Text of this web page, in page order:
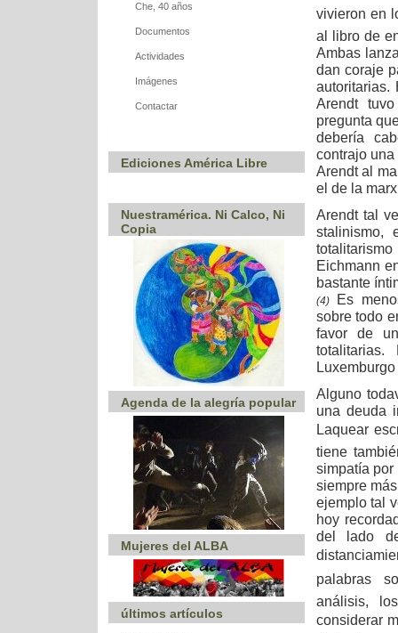
Che, 40 años
Documentos
Actividades
Imágenes
Contactar
Ediciones América Libre
Nuestramérica. Ni Calco, Ni
Copia
Agenda de la alegría popular
Mujeres del ALBA
últimos artículos
vivieron en
al libro de
Ambas
dan coraje
autoritarias.
Arendt
pregunta
debería
contrajo
Arendt al
el de la
Arendt tal
Eichmann
bastante
(4)Es
sobre todo
favor de
Alguno
una deuda
Laquear
tiene
simpatía
siempre
ejemplo tal
hoy
del lado
palabras
análisis,
considerar